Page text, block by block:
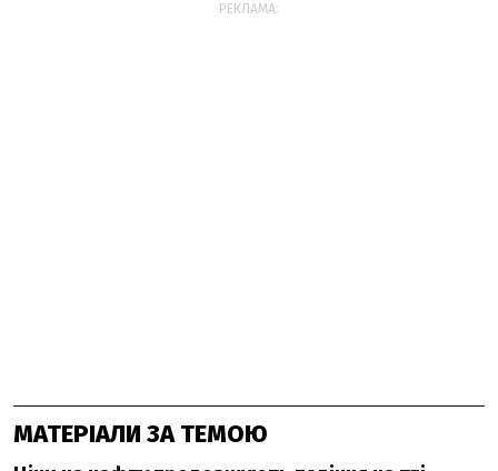
РЕКЛАМА:
МАТЕРІАЛИ ЗА ТЕМОЮ